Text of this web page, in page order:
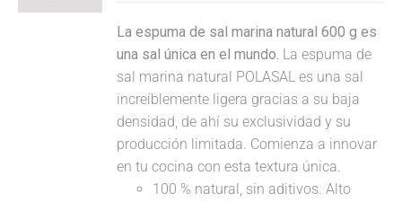
La espuma de sal marina natural 600 g es
una sal única en el mundo. La espuma de
sal marina natural POLASAL es una sal
increíblemente ligera gracias a su baja
densidad, de ahí su exclusividad y su
producción limitada. Comienza a innovar
en tu cocina con esta textura única.
100 % natural, sin aditivos. Alto